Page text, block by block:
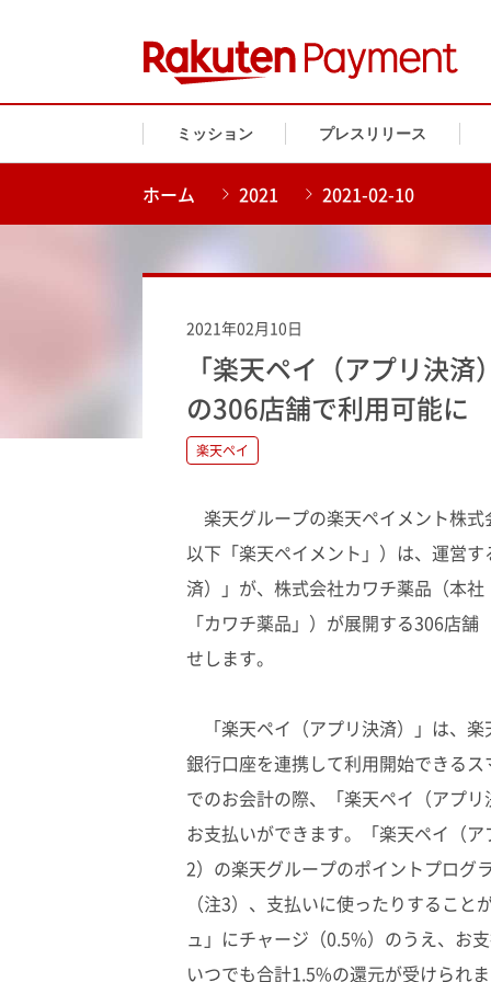
ミッション プレスリリース
ホーム 2021 2021-02-10
2021年02月10日
「楽天ペイ（アプリ決
の306店舗で利用可能に
楽天ペイ
楽天グループの楽天ペイメント株
以下「楽天ペイメント」）は、運営
済）」が、株式会社カワチ薬品（本
「カワチ薬品」）が展開する306店
せします。
「楽天ペイ（アプリ決済）」は、
銀行口座を連携して利用開始できる
でのお会計の際、「楽天ペイ（アプ
お支払いができます。「楽天ペイ（
2）の楽天グループのポイントプログ
（注3）、支払いに使ったりするこ
ュ」にチャージ（0.5%）のうえ、お
いつでも合計1.5%の還元が受けられ